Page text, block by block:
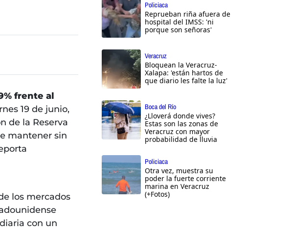
frente al
19 de junio,
de la Reserva
mantener sin
los mercados
con un
Policiaca
Reprueban riña afuera de
hospital del IMSS: 'ni
porque son señoras'
Veracruz
Bloquean la Veracruz-
Xalapa: 'están hartos de
que diario les falte la luz'
Boca del Río
¿Lloverá donde vives?
Estas son las zonas de
Veracruz con mayor
probabilidad de lluvia
Policiaca
Otra vez, muestra su
poder la fuerte corriente
marina en Veracruz
(+Fotos)